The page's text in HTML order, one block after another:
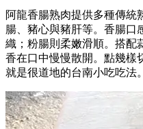
阿龍香腸熟肉提供多種傳統
腸、豬心與豬肝等。香腸口
織；粉腸則柔嫩滑順。搭配
香在口中慢慢散開。點幾樣
就是很道地的台南小吃吃法。